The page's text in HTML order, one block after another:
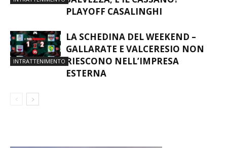
PLAYOFF CASALINGHI
INTRATTENIMENTO
LA SCHEDINA DEL WEEKEND –
GALLARATE E VALCERESIO NON
RIESCONO NELL’IMPRESA
ESTERNA